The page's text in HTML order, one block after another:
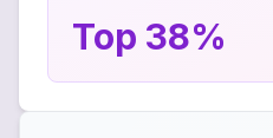
Top 38%